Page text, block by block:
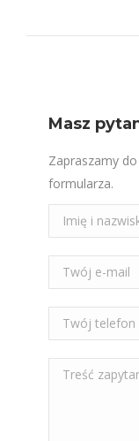
Masz
Zapraszamy
formularza.